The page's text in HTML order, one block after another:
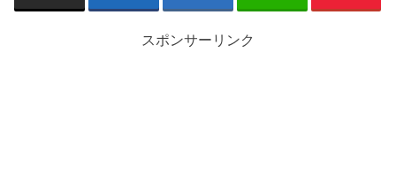
スポンサーリンク